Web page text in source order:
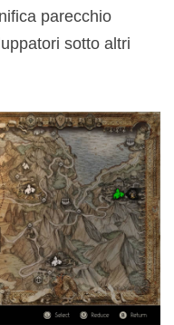
parecchio
sotto altri